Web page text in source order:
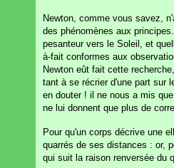
Newton, comme vous savez,
des phénomènes aux
pesanteur vers le Soleil, et
à-fait conformes aux
Newton eût fait cette
tant à se récrier d'une part sur
en douter ! il ne nous a mis
ne lui donnent que plus de
Pour qu'un corps décrive une
quarrés de ses distances : or,
qui suit la raison renversée du